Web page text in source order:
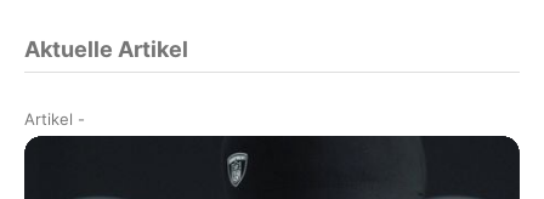
Aktuelle Artikel
Artikel -